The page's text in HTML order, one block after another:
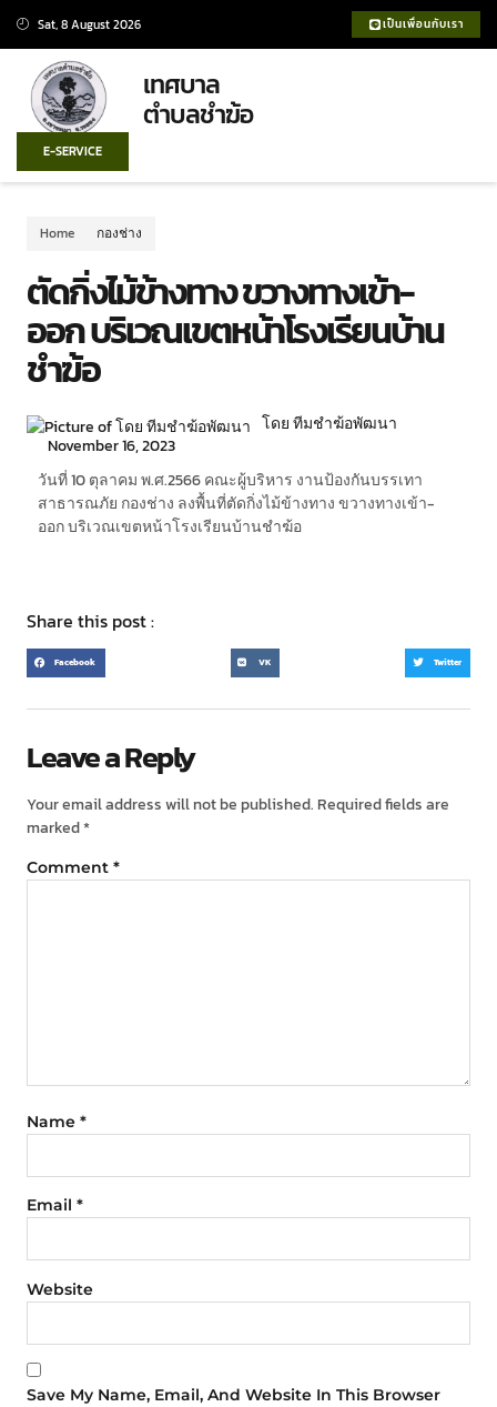
Sat, 8 August 2026 เป็นเพื่อนกับเรา
เทศบาล
ตำบลชำฆ้อ
E-SERVICE
Home กองช่าง
ตัดกิ่งไม้ข้างทาง ขวางทางเข้า-
ออก บริเวณเขตหน้าโรงเรียนบ้าน
ชำฆ้อ
โดย ทีมชำฆ้อพัฒนา
November 16, 2023
วันที่ 10 ตุลาคม พ.ศ.2566 คณะผู้บริหาร งานป้องกันบรรเทา
สาธารณภัย กองช่าง ลงพื้นที่ตัดกิ่งไม้ข้างทาง ขวางทางเข้า-
ออก บริเวณเขตหน้าโรงเรียนบ้านชำฆ้อ
Share this post :
Facebook VK Twitter
Leave a Reply
Your email address will not be published. Required fields are
marked*
Comment *
Name *
Email *
Website
Save My Name, Email, And Website In This Browser